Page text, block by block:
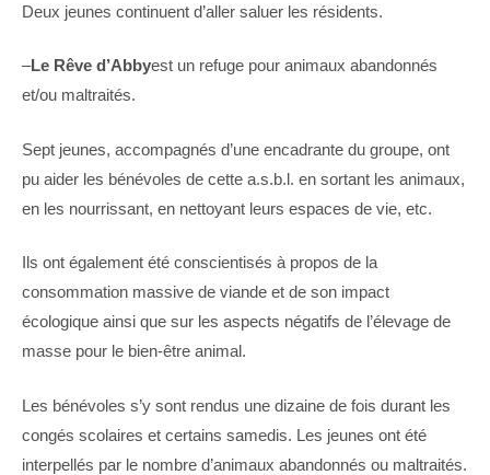
Deux jeunes continuent d’aller saluer les résidents.
–Le Rêve d’Abbyest un refuge pour animaux abandonnés
et/ou maltraités.
Sept jeunes, accompagnés d’une encadrante du groupe, ont
pu aider les bénévoles de cette a.s.b.l. en sortant les animaux,
en les nourrissant, en nettoyant leurs espaces de vie, etc.
Ils ont également été conscientisés à propos de la
consommation massive de viande et de son impact
écologique ainsi que sur les aspects négatifs de l’élevage de
masse pour le bien-être animal.
Les bénévoles s’y sont rendus une dizaine de fois durant les
congés scolaires et certains samedis. Les jeunes ont été
interpellés par le nombre d’animaux abandonnés ou maltraités.